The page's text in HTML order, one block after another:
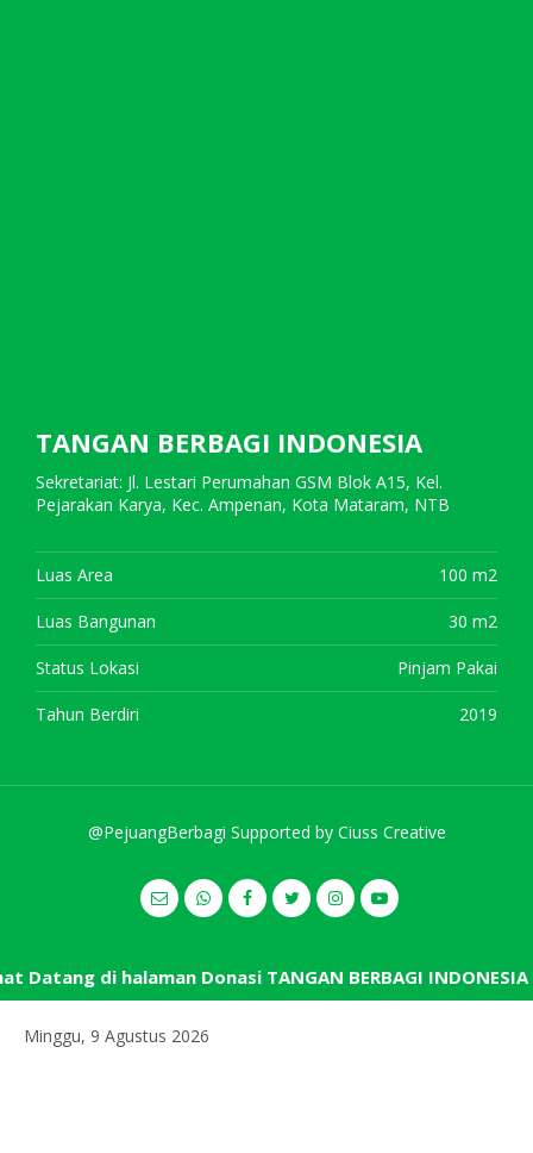
Minggu, 9 Agustus 2026
TANGAN BERBAGI INDONESIA
Sekretariat: Jl. Lestari Perumahan GSM Blok A15, Kel.
Pejarakan Karya, Kec. Ampenan, Kota Mataram, NTB
Luas Area 100 m2
Luas Bangunan 30 m2
Status Lokasi Pinjam Pakai
Tahun Berdiri 2019
@PejuangBerbagi Supported by Ciuss Creative
Datang di halaman Donasi TANGAN BERBAGI INDONESIA